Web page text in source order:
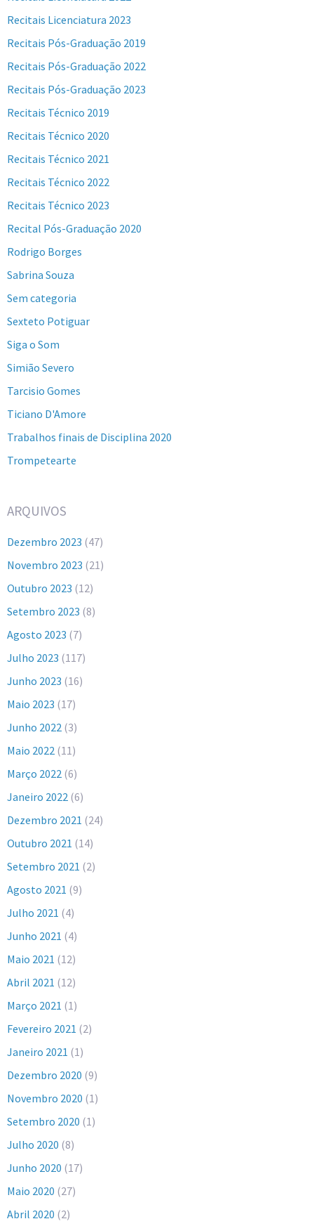
Recitais Licenciatura 2023
Recitais Pós-Graduação 2019
Recitais Pós-Graduação 2022
Recitais Pós-Graduação 2023
Recitais Técnico 2019
Recitais Técnico 2020
Recitais Técnico 2021
Recitais Técnico 2022
Recitais Técnico 2023
Recital Pós-Graduação 2020
Rodrigo Borges
Sabrina Souza
Sem categoria
Sexteto Potiguar
Siga o Som
Simião Severo
Tarcisio Gomes
Ticiano D'Amore
Trabalhos finais de Disciplina 2020
Trompetearte
ARQUIVOS
Dezembro 2023 (47)
Novembro 2023 (21)
Outubro 2023 (12)
Setembro 2023 (8)
Agosto 2023 (7)
Julho 2023 (117)
Junho 2023 (16)
Maio 2023 (17)
Junho 2022 (3)
Maio 2022 (11)
Março 2022 (6)
Janeiro 2022 (6)
Dezembro 2021 (24)
Outubro 2021 (14)
Setembro 2021 (2)
Agosto 2021 (9)
Julho 2021 (4)
Junho 2021 (4)
Maio 2021 (12)
Abril 2021 (12)
Março 2021 (1)
Fevereiro 2021 (2)
Janeiro 2021 (1)
Dezembro 2020 (9)
Novembro 2020 (1)
Setembro 2020 (1)
Julho 2020 (8)
Junho 2020 (17)
Maio 2020 (27)
Abril 2020 (2)